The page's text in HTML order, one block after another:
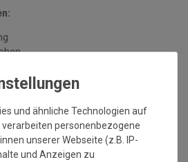
Mähen erforderlich
und ähnliche Technologien auf
personenbezogene
unserer Webseite (z.B. IP-
und Anzeigen zu